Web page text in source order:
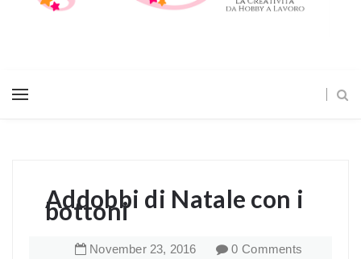
Addobbi di Natale con i
bottoni
November 23, 2016 0 Comments